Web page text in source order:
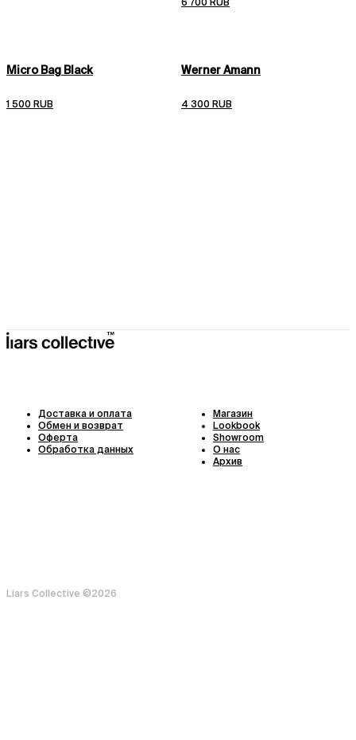
Micro Bag Black
1 500 RUB
Werner Amann
4 300 RUB
Liars Collective ©2026
Доставка и оплата
Обмен и возврат
Оферта
Обработка данных
Магазин
Lookbook
Showroom
О нас
Архив